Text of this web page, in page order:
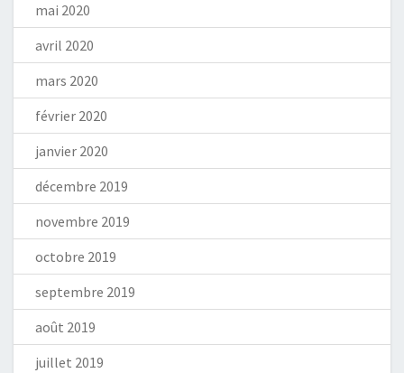
mai 2020
avril 2020
mars 2020
février 2020
janvier 2020
décembre 2019
novembre 2019
octobre 2019
septembre 2019
août 2019
juillet 2019